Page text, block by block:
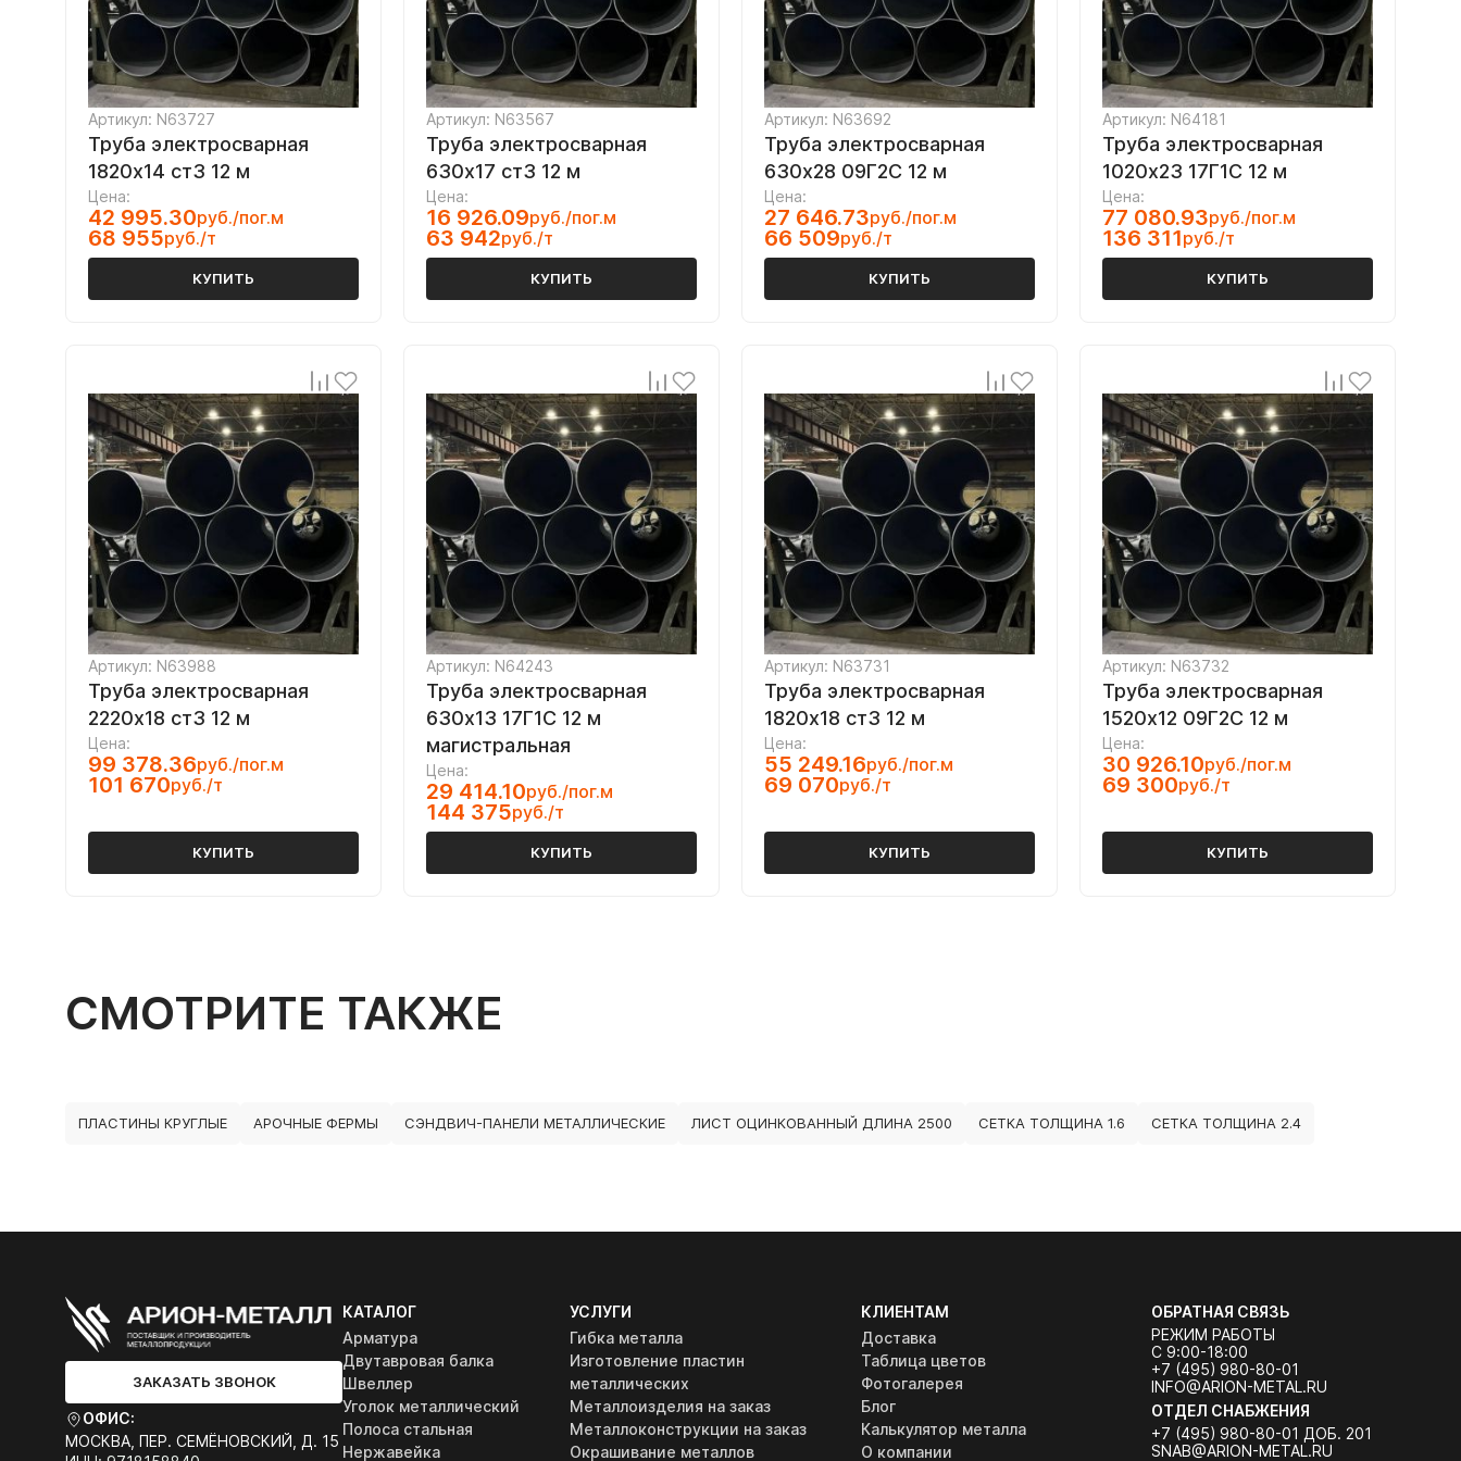
Артикул: N63727
Труба электросварная
1820х14 ст3 12 м
Цена:
42 995.30руб./пог.м
68 955руб./т
КУПИТЬ
Артикул: N63567
Труба электросварная
630х17 ст3 12 м
Цена:
16 926.09руб./пог.м
63 942руб./т
КУПИТЬ
Артикул: N63692
Труба электросварная
630х28 09Г2С 12 м
Цена:
27 646.73руб./пог.м
66 509руб./т
КУПИТЬ
Артикул: N64181
Труба электросварная
1020х23 17Г1С 12 м
Цена:
77 080.93руб./пог.м
136 311руб./т
КУПИТЬ
Артикул: N63988
Труба электросварная
2220х18 ст3 12 м
Цена:
99 378.36руб./пог.м
101 670руб./т
КУПИТЬ
Артикул: N64243
Труба электросварная
630х13 17Г1С 12 м
магистральная
Цена:
29 414.10руб./пог.м
144 375руб./т
КУПИТЬ
Артикул: N63731
Труба электросварная
1820х18 ст3 12 м
Цена:
55 249.16руб./пог.м
69 070руб./т
КУПИТЬ
Артикул: N63732
Труба электросварная
1520х12 09Г2С 12 м
Цена:
30 926.10руб./пог.м
69 300руб./т
КУПИТЬ
СМОТРИТЕ ТАКЖЕ
ПЛАСТИНЫ КРУГЛЫЕ АРОЧНЫЕ ФЕРМЫ СЭНДВИЧ-ПАНЕЛИ МЕТАЛЛИЧЕСКИЕ ЛИСТ ОЦИНКОВАННЫЙ ДЛИНА 2500 СЕТКА ТОЛЩИНА 1.6 СЕТКА ТОЛЩИНА 2.4
ЗАКАЗАТЬ ЗВОНОК
ОФИС:
МОСКВА, ПЕР. СЕМЁНОВСКИЙ, Д. 15
КАТАЛОГ
Арматура
Двутавровая балка
Швеллер
Уголок металлический
Полоса стальная
Нержавейка
УСЛУГИ
Гибка металла
Изготовление пластин
металлических
Металлоизделия на заказ
Металлоконструкции на заказ
Окрашивание металлов
КЛИЕНТАМ
Доставка
Таблица цветов
Фотогалерея
Блог
Калькулятор металла
О компании
ОБРАТНАЯ СВЯЗЬ
РЕЖИМ РАБОТЫ
С 9:00-18:00
+7 (495) 980-80-01
INFO@ARION-METAL.RU
ОТДЕЛ СНАБЖЕНИЯ
+7 (495) 980-80-01 ДОБ. 201
SNAB@ARION-METAL.RU